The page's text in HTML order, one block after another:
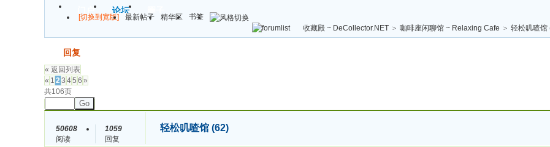
门户 论坛
褔
袠袠袥眩褦
[切换到宽版] 最新帖子 精华区
书签
收藏殿 ~ DeCollector.NET > 咖啡座闲聊馆 ~ Relaxing Cafe > 轻松叽喳馆
回复
« 返回列表
« 1 23 45 6 »
共106页
Go
50608
阅读
1059
回复
轻松叽喳馆 (62)